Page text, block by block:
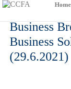
Home
Business
Business
(29.6.2021)